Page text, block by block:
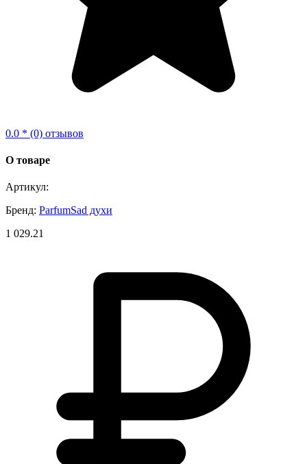
0.0 * (0) отзывов
О товаре
Артикул:
Бренд: ParfumSad духи
1 029.21